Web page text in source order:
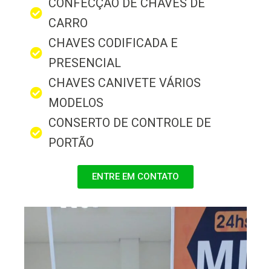
CARRO
CHAVES CODIFICADA E
PRESENCIAL
CHAVES CANIVETE VÁRIOS
MODELOS
CONSERTO DE CONTROLE DE
PORTÃO
ENTRE EM CONTATO